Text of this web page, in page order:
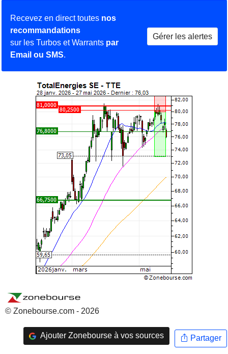
Recevez en direct toutes nos
recommandations
sur les Turbos et Warrants par
Email ou SMS.
Gérer les alertes
© Zonebourse.com - 2026
Ajouter Zonebourse à vos sources Partager